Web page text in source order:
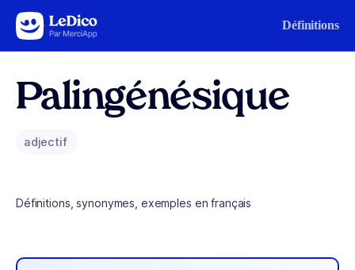
Aller au contenu Définitions
Palingénésique
adjectif
Définitions, synonymes, exemples en français